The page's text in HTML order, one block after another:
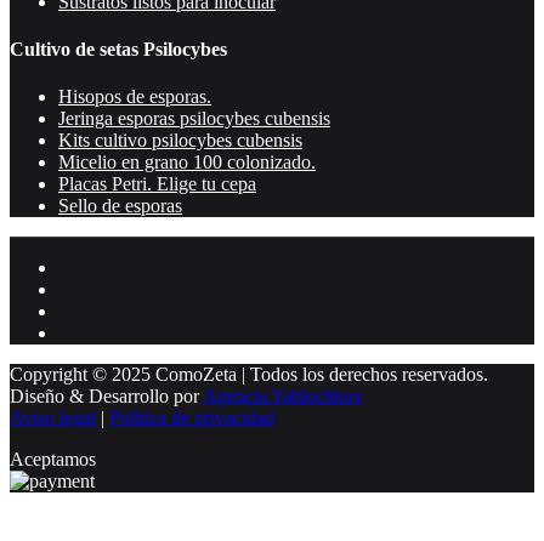
Cultivo de setas Psilocybes
Hisopos de esporas.
Jeringa esporas psilocybes cubensis
Kits cultivo psilocybes cubensis
Micelio en grano 100 colonizado.
Placas Petri. Elige tu cepa
Sello de esporas
Copyright © 2025 ComoZeta | Todos los derechos reservados.
Diseño & Desarrollo porAgencia Yablochkov
Aviso legal | Política de privacidad
Aceptamos